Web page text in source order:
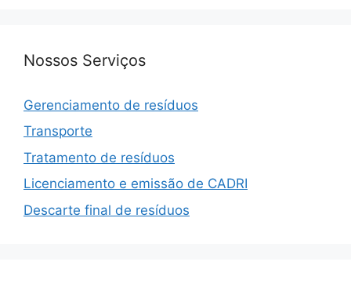
Nossos Serviços
Gerenciamento de resíduos
Transporte
Tratamento de resíduos
Licenciamento e emissão de CADRI
Descarte final de resíduos